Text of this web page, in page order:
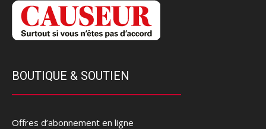
BOUTIQUE & SOUTIEN
Offres d’abonnement en ligne